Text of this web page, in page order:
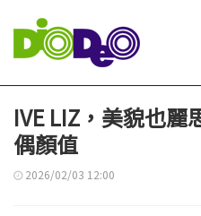
IVE LIZ，美貌也
偶顏值
2026/02/03 12:00